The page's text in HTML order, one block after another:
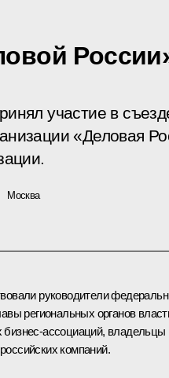
участие в
«Деловая
Москва
руководители
региональных органов
владельцы
компаний.